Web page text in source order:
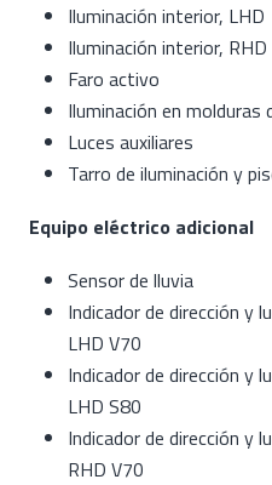
Iluminación interior, LHD
Iluminación interior, RHD
Faro activo
Iluminación en molduras
Luces auxiliares
Tarro de iluminación y
Equipo eléctrico adicional
Sensor de lluvia
Indicador de dirección y
LHD V70
Indicador de dirección y
LHD S80
Indicador de dirección y
RHD V70